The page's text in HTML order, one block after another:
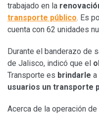
trabajado en la
transporte público. Es
cuenta con 62 unidades
Durante el banderazo de
de Jalisco, indicó que el
Transporte es brindarle a
usuarios un transporte
Acerca de la operación